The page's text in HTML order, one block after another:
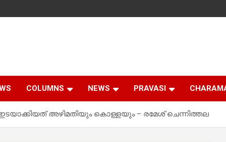
COLUMNS NEWS PRAVASI
അഴിമതിയും കൊള്ളയും – രമേശ് ചെന്നിത്തല